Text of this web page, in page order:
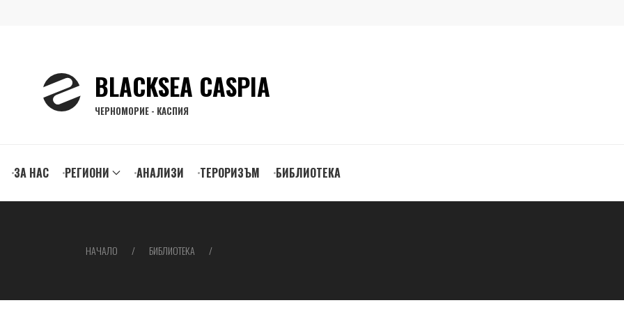
BLACKSEA CASPIA
ЧЕРНОМОРИЕ - КАСПИЯ
ЗА НАС РЕГИОНИ АНАЛИЗИ ТЕРОРИЗЪМ БИБЛИОТЕКА
НАЧАЛО БИБЛИОТЕКА